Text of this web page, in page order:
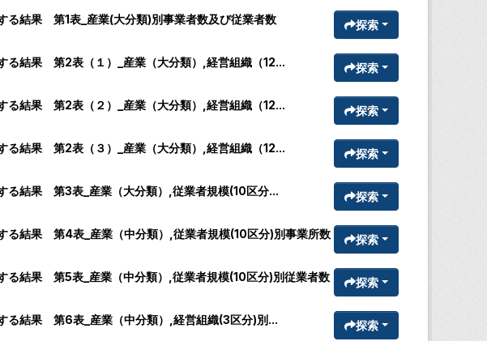
る結果 第1表_産業(大分類)別事業者数及び従業者数 探索
る結果 第2表（１）_産業（大分類）,経営組織（12... 探索
る結果 第2表（２）_産業（大分類）,経営組織（12... 探索
る結果 第2表（３）_産業（大分類）,経営組織（12... 探索
る結果 第3表_産業（大分類）,従業者規模(10区分... 探索
る結果 第4表_産業（中分類）,従業者規模(10区分)別事業所数 探索
る結果 第5表_産業（中分類）,従業者規模(10区分)別従業者数 探索
る結果 第6表_産業（中分類）,経営組織(3区分)別... 探索